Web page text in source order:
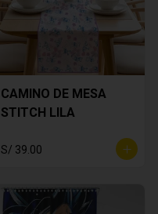
CAMINO DE MESA
STITCH LILA
S/ 39.00